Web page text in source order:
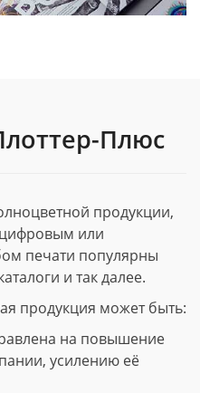
Плюс
продукции,
или
печати популярны
и так далее.
продукция может быть:
на повышение
усилению её